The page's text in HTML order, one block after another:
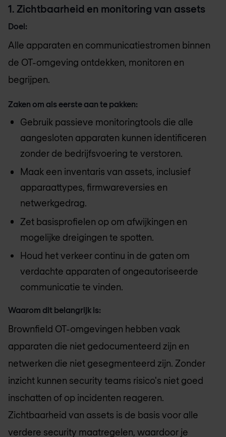
1️. Zichtbaarheid en monitoring van assets
Doel:
Alle apparaten en communicatiestromen binnen
de OT-omgeving ontdekken, monitoren en
begrijpen.
Zaken om als eerste aan te pakken:
Gebruik passieve monitoringtools die alle
aangesloten apparaten kunnen identificeren
zonder de bedrijfsvoering te verstoren.
Maak een inventaris van assets, inclusief
apparaattypes, firmwareversies en
netwerkgedrag.
Zet basisprofielen op om afwijkingen en
mogelijke dreigingen te spotten.
Houd het verkeer continu in de gaten om
verdachte apparaten of ongeautoriseerde
communicatie te vinden.
Waarom dit belangrijk is:
Brownfield OT-omgevingen hebben vaak
apparaten die niet gedocumenteerd zijn en
netwerken die niet gesegmenteerd zijn. Zonder
inzicht kunnen security teams risico's niet goed
inschatten of op incidenten reageren.
Zichtbaarheid van assets is de basis voor alle
verdere security maatregelen, waardoor je